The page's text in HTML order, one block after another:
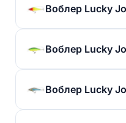
Воблер Lucky
Воблер Lucky
Воблер Lucky